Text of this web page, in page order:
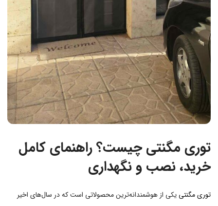
توری مگنتی چیست؟ راهنمای کامل
خرید، نصب و نگهداری
توری مگنتی یکی از هوشمندانه‌ترین محصولاتی است که در سال‌های اخیر